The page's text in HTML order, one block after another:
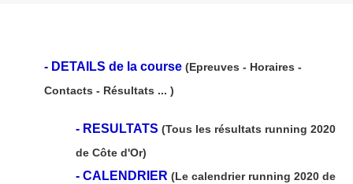
- DETAILS de la course (Epreuves - Horaires -
Contacts - Résultats ... )
- RESULTATS (Tous les résultats running 2020
de Côte d'Or)
- CALENDRIER (Le calendrier running 2020 de